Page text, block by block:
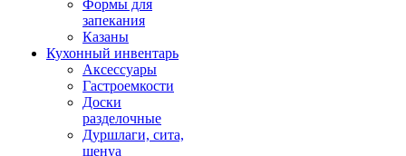
Формы для
запекания
Казаны
Кухонный инвентарь
Аксессуары
Гастроемкости
Доски
разделочные
Дуршлаги, сита,
шенуа